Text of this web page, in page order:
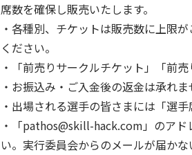
席数を確保し販売いたします。
・各種別、チケットは販売数に上限
ください。
・「前売りサークルチケット」「前
・お振込み・ご入金後の返金は承れ
・出場される選手の皆さまには「選
・「pathos@skill-hack.com」のア
い。実行委員会からのメールが届か